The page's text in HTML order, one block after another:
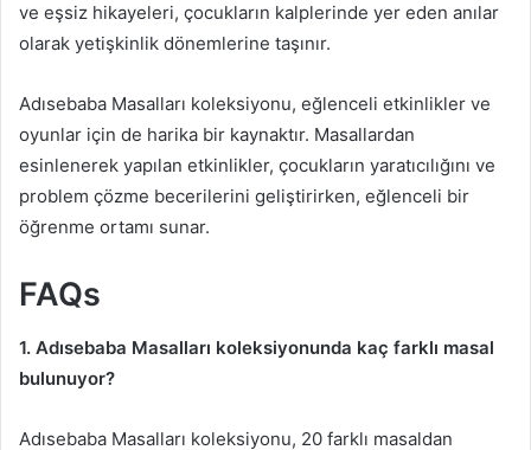
ve eşsiz hikayeleri, çocukların kalplerinde yer eden anılar
olarak yetişkinlik dönemlerine taşınır.
Adısebaba Masalları koleksiyonu, eğlenceli etkinlikler ve
oyunlar için de harika bir kaynaktır. Masallardan
esinlenerek yapılan etkinlikler, çocukların yaratıcılığını ve
problem çözme becerilerini geliştirirken, eğlenceli bir
öğrenme ortamı sunar.
FAQs
1. Adısebaba Masalları koleksiyonunda kaç farklı masal
bulunuyor?
Adısebaba Masalları koleksiyonu, 20 farklı masaldan